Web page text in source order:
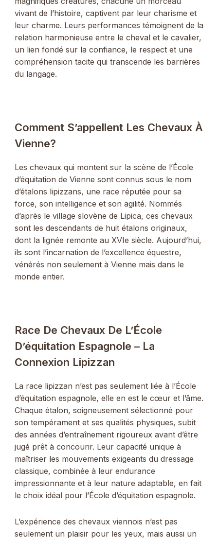
vivant de l’histoire, captivent par leur charisme et
leur charme. Leurs performances témoignent de la
relation harmonieuse entre le cheval et le cavalier,
un lien fondé sur la confiance, le respect et une
compréhension tacite qui transcende les barrières
du langage.
Comment S’appellent Les Chevaux À
Vienne?
Les chevaux qui montent sur la scène de l’École
d’équitation de Vienne sont connus sous le nom
d’étalons lipizzans, une race réputée pour sa
force, son intelligence et son agilité. Nommés
d’après le village slovène de Lipica, ces chevaux
sont les descendants de huit étalons originaux,
dont la lignée remonte au XVIe siècle. Aujourd’hui,
ils sont l’incarnation de l’excellence équestre,
vénérés non seulement à Vienne mais dans le
monde entier.
Race De Chevaux De L’École
D’équitation Espagnole – La
Connexion Lipizzan
La race lipizzan n’est pas seulement liée à l’École
d’équitation espagnole, elle en est le cœur et l’âme.
Chaque étalon, soigneusement sélectionné pour
son tempérament et ses qualités physiques, subit
des années d’entraînement rigoureux avant d’être
jugé prêt à concourir. Leur capacité unique à
maîtriser les mouvements exigeants du dressage
classique, combinée à leur endurance
impressionnante et à leur nature adaptable, en fait
le choix idéal pour l’École d’équitation espagnole.
L’expérience des chevaux viennois n’est pas
seulement un plaisir pour les yeux, mais aussi un